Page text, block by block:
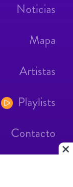
Noticias
Mapa
Artistas
Playlists
Contacto